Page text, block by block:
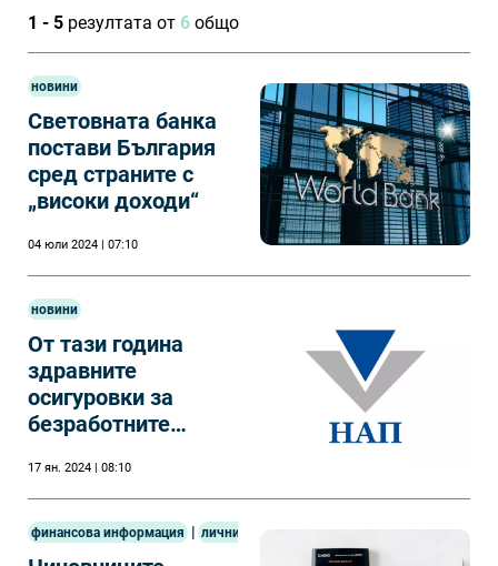
1 - 5 резултата от 6 общо
новини
Световната банка
постави България
сред страните с
„високи доходи“
04 юли 2024 | 07:10
новини
От тази година
здравните
осигуровки за
безработните
17 ян. 2024 | 08:10
финансова информация | лични финанси